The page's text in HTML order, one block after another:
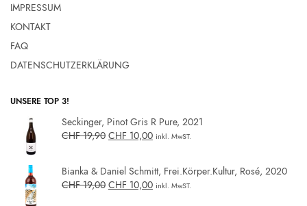
IMPRESSUM
KONTAKT
FAQ
DATENSCHUTZERKLÄRUNG
UNSERE TOP 3!
Seckinger, Pinot Gris R Pure, 2021
CHF19,90 CHF 10,00 inkl. MwST.
Bianka & Daniel Schmitt, Frei.Körper.Kultur, Rosé, 2020
CHF19,00 CHF 10,00 inkl. MwST.